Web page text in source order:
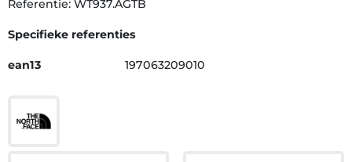
Referentie: WT937.AGTB
Specifieke referenties
ean13 197063209010